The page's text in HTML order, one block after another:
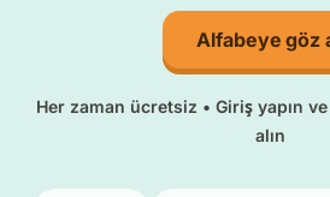
Alfabeye göz
Her zaman ücretsiz • Giriş yapın
alın